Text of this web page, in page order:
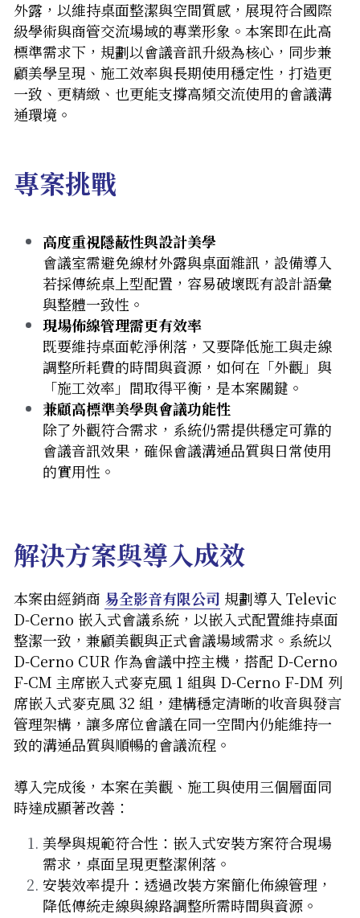
外露，以維持桌面整潔與空間質感，展現符合國際
級學術與商管交流場域的專業形象。本案即在此高
標準需求下，規劃以會議音訊升級為核心，同步兼
顧美學呈現、施工效率與長期使用穩定性，打造更
一致、更精緻、也更能支撐高頻交流使用的會議溝
通環境。
專案挑戰
高度重視隱蔽性與設計美學
會議室需避免線材外露與桌面雜訊，設備導入
若採傳統桌上型配置，容易破壞既有設計語彙
與整體一致性。
現場佈線管理需更有效率
既要維持桌面乾淨俐落，又要降低施工與走線
調整所耗費的時間與資源，如何在「外觀」與
「施工效率」間取得平衡，是本案關鍵。
兼顧高標準美學與會議功能性
除了外觀符合需求，系統仍需提供穩定可靠的
會議音訊效果，確保會議溝通品質與日常使用
的實用性。
解決方案與導入成效
本案由經銷商 易全影音有限公司 規劃導入 Televic
D-Cerno 嵌入式會議系統，以嵌入式配置維持桌面
整潔一致，兼顧美觀與正式會議場域需求。系統以
D-Cerno CUR 作為會議中控主機，搭配 D-Cerno
F-CM 主席嵌入式麥克風 1 組與 D-Cerno F-DM 列
席嵌入式麥克風 32 組，建構穩定清晰的收音與發言
管理架構，讓多席位會議在同一空間內仍能維持一
致的溝通品質與順暢的會議流程。
導入完成後，本案在美觀、施工與使用三個層面同
時達成顯著改善：
美學與規範符合性：嵌入式安裝方案符合現場
需求，桌面呈現更整潔俐落。
安裝效率提升：透過改裝方案簡化佈線管理，
降低傳統走線與線路調整所需時間與資源。